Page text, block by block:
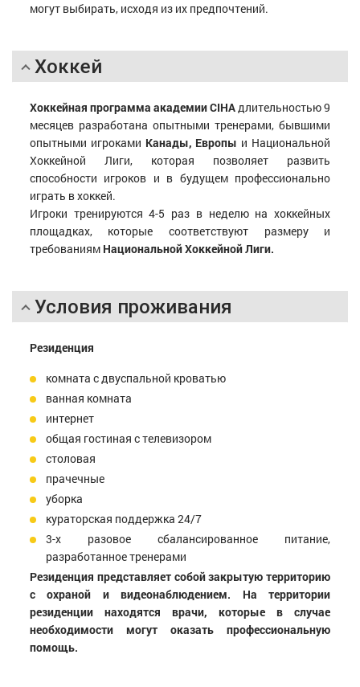
могут выбирать, исходя из их предпочтений.
Хоккей
Хоккейная программа академииCIHAдлительностью 9
месяцев разработана опытными тренерами, бывшими
опытными игроками Канады, Европы и Национальной
Хоккейной Лиги, которая позволяет развить
способности игроков и в будущем профессионально
играть в хоккей.
Игроки тренируются 4-5 раз в неделю на хоккейных
площадках, которые соответствуют размеру и
требованиям Национальной Хоккейной Лиги.
Условия проживания
Резиденция
комната с двуспальной кроватью
ванная комната
интернет
общая гостиная с телевизором
столовая
прачечные
уборка
кураторская поддержка 24/7
3-х разовое сбалансированное питание,
разработанное тренерами
Резиденция представляет собой закрытую территорию
с охраной и видеонаблюдением. На территории
резиденции находятся врачи, которые в случае
необходимости могут оказать профессиональную
помощь.